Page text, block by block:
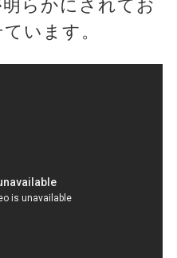
らかにされてお
います。